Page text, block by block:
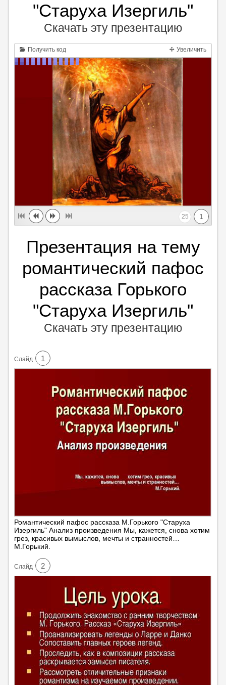
"Старуха Изергиль"
Скачать эту презентацию
Получить код Увеличить
1
25
Презентация на тему
романтический пафос
рассказа Горького
"Старуха Изергиль"
Скачать эту презентацию
Cлайд 1
Романтический пафос рассказа М.Горького "Старуха
Изергиль" Анализ произведения Мы, кажется, снова хотим
грез, красивых вымыслов, мечты и странностей…
М.Горький.
Cлайд 2